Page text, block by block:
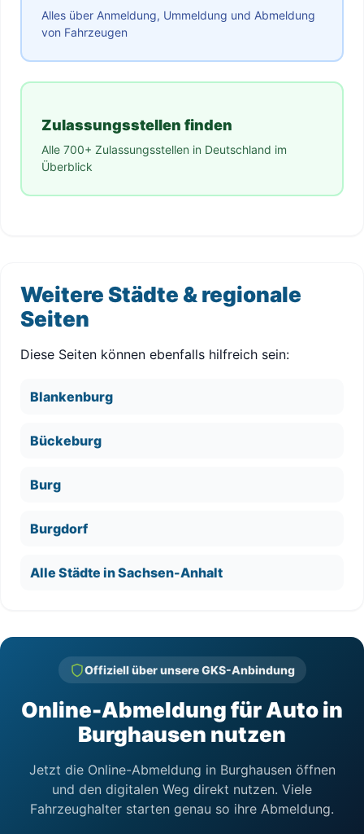
Alles über Anmeldung, Ummeldung und Abmeldung
von Fahrzeugen
Zulassungsstellen finden
Alle 700+ Zulassungsstellen in Deutschland im
Überblick
Weitere Städte & regionale
Seiten
Diese Seiten können ebenfalls hilfreich sein:
Blankenburg
Bückeburg
Burg
Burgdorf
Alle Städte in Sachsen-Anhalt
Offiziell über unsere GKS-Anbindung
Online-Abmeldung für Auto in
Burghausen nutzen
Jetzt die Online-Abmeldung in Burghausen öffnen
und den digitalen Weg direkt nutzen. Viele
Fahrzeughalter starten genau so ihre Abmeldung.